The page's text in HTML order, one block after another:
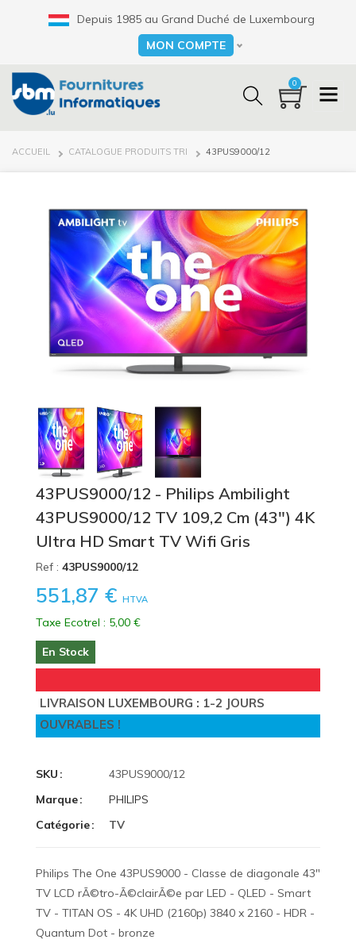
Depuis 1985 au Grand Duché de Luxembourg
Select your language
MON COMPTE
0
FIL
ACCUEIL CATALOGUE PRODUITS TRI 43PUS9000/12
43PUS9000/12 - Philips Ambilight
43PUS9000/12 TV 109,2 Cm (43") 4K
Ultra HD Smart TV Wifi Gris
Ref : 43PUS9000/12
551,87 € HTVA
Taxe Ecotrel : 5,00 €
En Stock
LIVRAISON LUXEMBOURG : 1-2 JOURS
OUVRABLES !
SKU
43PUS9000/12
Marque
PHILIPS
Catégorie
TV
Philips The One 43PUS9000 - Classe de diagonale 43"
TV LCD rÃ©tro-Ã©clairÃ©e par LED - QLED - Smart
TV - TITAN OS - 4K UHD (2160p) 3840 x 2160 - HDR -
Quantum Dot - bronze